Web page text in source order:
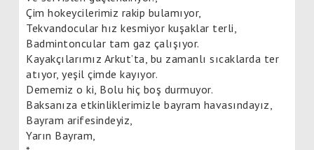
Çim hokeycilerimiz rakip bulamıyor,
Tekvandocular hız kesmiyor kuşaklar terli,
Badmintoncular tam gaz çalışıyor.
Kayakçılarımız Arkut’ta, bu zamanlı sıcaklarda ter
atıyor, yeşil çimde kayıyor.
Dememiz o ki, Bolu hiç boş durmuyor.
Baksanıza etkinliklerimizle bayram havasındayız,
Bayram arifesindeyiz,
Yarın Bayram,